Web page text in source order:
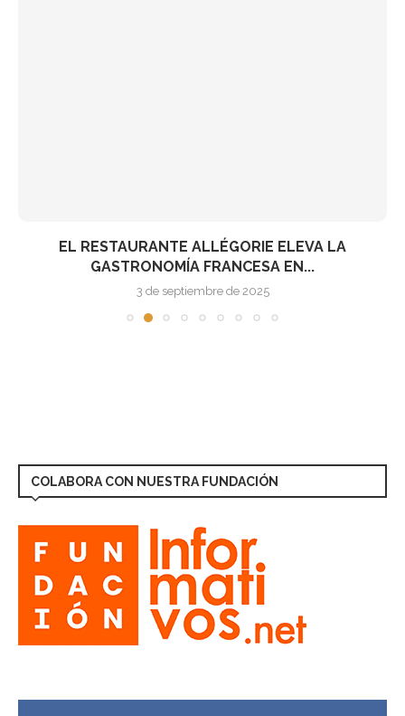
EL RESTAURANTE ALLÉGORIE ELEVA LA
GASTRONOMÍA FRANCESA EN...
3 de septiembre de 2025
COLABORA CON NUESTRA FUNDACIÓN